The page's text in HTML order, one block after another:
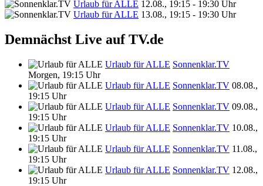
Urlaub für ALLE 12.08., 19:15 - 19:30 Uhr
Urlaub für ALLE 13.08., 19:15 - 19:30 Uhr
Demnächst Live auf TV.de
Urlaub für ALLE Sonnenklar.TV
Morgen, 19:15 Uhr
Urlaub für ALLE Sonnenklar.TV 08.08.,
19:15 Uhr
Urlaub für ALLE Sonnenklar.TV 09.08.,
19:15 Uhr
Urlaub für ALLE Sonnenklar.TV 10.08.,
19:15 Uhr
Urlaub für ALLE Sonnenklar.TV 11.08.,
19:15 Uhr
Urlaub für ALLE Sonnenklar.TV 12.08.,
19:15 Uhr